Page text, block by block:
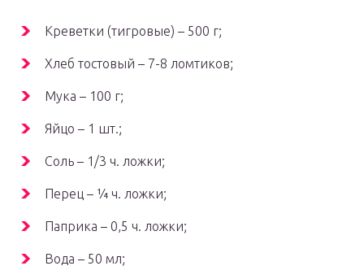
Креветки (тигровые) – 500 г;
Хлеб тостовый – 7-8 ломтиков;
Мука – 100 г;
Яйцо – 1 шт.;
Соль – 1/3 ч. ложки;
Перец – ¼ ч. ложки;
Паприка – 0,5 ч. ложки;
Вода – 50 мл;